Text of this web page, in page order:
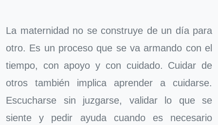
La maternidad no se construye de un día para
otro. Es un proceso que se va armando con el
tiempo, con apoyo y con cuidado. Cuidar de
otros también implica aprender a cuidarse.
Escucharse sin juzgarse, validar lo que se
siente y pedir ayuda cuando es necesario